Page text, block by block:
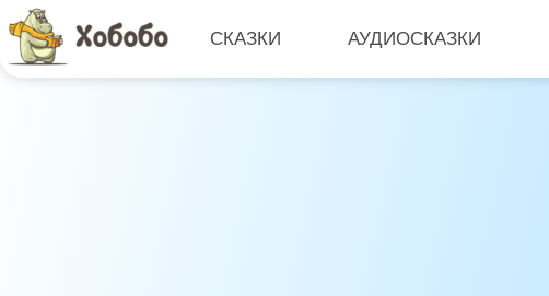
СКАЗКИ АУДИОСКАЗКИ